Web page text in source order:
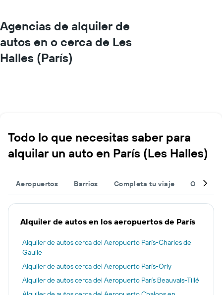
Agencias de alquiler de
autos en o cerca de Les
Halles (París)
Todo lo que necesitas saber para
alquilar un auto en París (Les Halles)
Aeropuertos Barrios Completa tu viaje Otros
Alquiler de autos en los aeropuertos de París
Alquiler de autos cerca del Aeropuerto París-Charles de
Gaulle
Alquiler de autos cerca del Aeropuerto París-Orly
Alquiler de autos cerca del Aeropuerto París Beauvais-Tillé